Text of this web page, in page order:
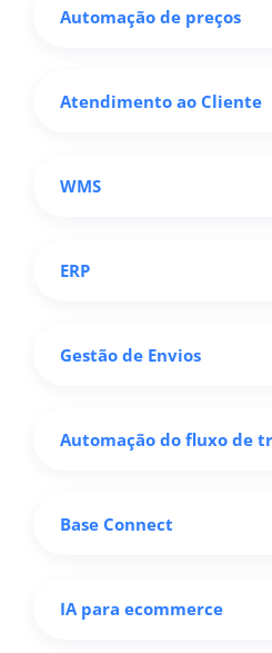
Automação de preços
Atendimento ao Cliente
WMS
ERP
Gestão de Envios
Automação do fluxo de
Base Connect
IA para ecommerce